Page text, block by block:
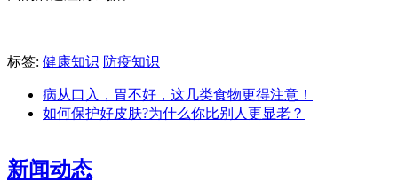
标签: 健康知识 防疫知识
病从口入，胃不好，这几类食物更得注意！
如何保护好皮肤?为什么你比别人更显老？
新闻动态